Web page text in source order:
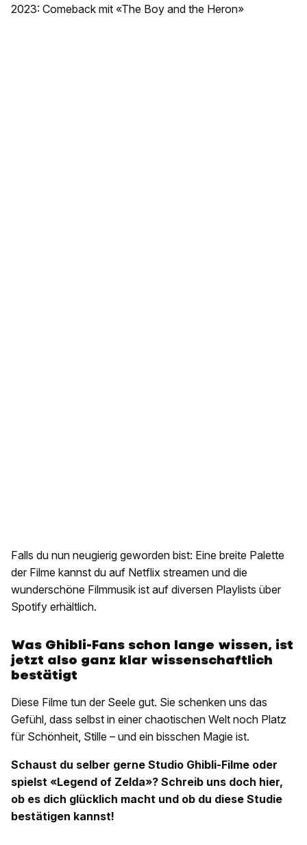
2023: Comeback mit «The Boy and the Heron»
Falls du nun neugierig geworden bist: Eine breite Palette
der Filme kannst du auf Netflix streamen und die
wunderschöne Filmmusik ist auf diversen Playlists über
Spotify erhältlich.
Was Ghibli-Fans schon lange wissen, ist
jetzt also ganz klar wissenschaftlich
bestätigt
Diese Filme tun der Seele gut. Sie schenken uns das
Gefühl, dass selbst in einer chaotischen Welt noch Platz
für Schönheit, Stille – und ein bisschen Magie ist.
Schaust du selber gerne Studio Ghibli-Filme oder
spielst «Legend of Zelda»? Schreib uns doch hier,
ob es dich glücklich macht und ob du diese Studie
bestätigen kannst!